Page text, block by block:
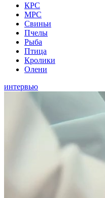
КРС
МРС
Свиньи
Пчелы
Рыба
Птица
Кролики
Олени
интервью